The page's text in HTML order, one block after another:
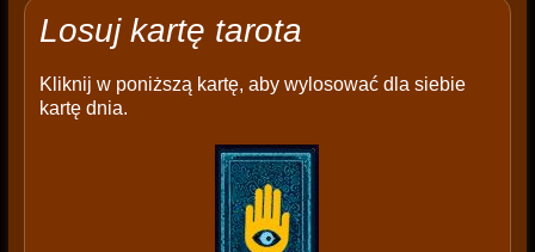
Losuj kartę tarota
Kliknij w poniższą kartę, aby wylosować dla siebie
kartę dnia.